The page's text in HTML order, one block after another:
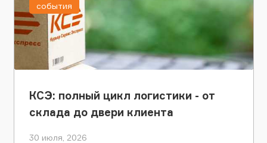
КСЭ: полный цикл логистики - от
склада до двери клиента
30 июля, 2026
события